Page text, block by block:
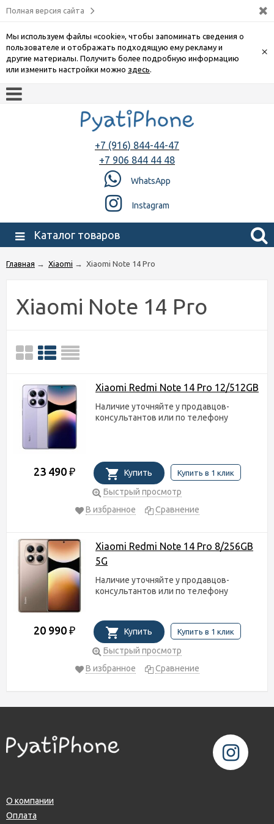
Полная версия сайта
Мы используем файлы «cookie», чтобы запоминать сведения о
пользователе и отображать подходящую ему рекламу и
другие материалы. Получить более подробную информацию
или изменить настройки можно здесь.
×
+7 (916) 844-44-47
+7 906 844 44 48
WhatsApp
Instagram
Каталог товаров
Главная → Xiaomi → Xiaomi Note 14 Pro
Xiaomi Note 14 Pro
Xiaomi Redmi Note 14 Pro 12/512GB
Наличие уточняйте у продавцов-
консультантов или по телефону
23 490 ₽ Купить Купить в 1 клик
Быстрый просмотр
В избранное
Сравнение
Xiaomi Redmi Note 14 Pro 8/256GB
5G
Наличие уточняйте у продавцов-
консультантов или по телефону
20 990 ₽ Купить Купить в 1 клик
Быстрый просмотр
В избранное
Сравнение
О компании
Оплата